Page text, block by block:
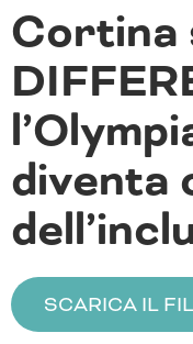
Cortina
diventa
SCARICA IL